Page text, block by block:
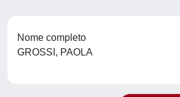
Nome completo
GROSSI, PAOLA